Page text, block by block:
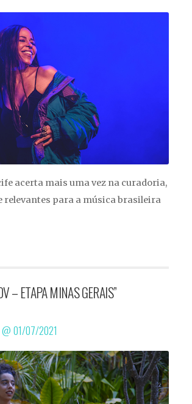
acerta mais uma vez na curadoria,
relevantes para a música brasileira
– ETAPA MINAS GERAIS”
@01/07/2021